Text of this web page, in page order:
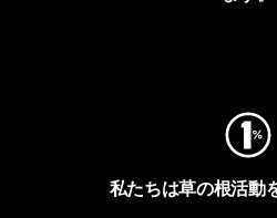
私たちは草の根活動